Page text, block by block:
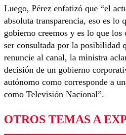
Luego, Pérez enfatizó que “el
absoluta transparencia, eso es lo
gobierno creemos y es lo que
ser consultada por la posibilidad
renuncie al canal, la ministra
decisión de un gobierno
autónomo como corresponde a
como Televisión Nacional”.
OTROS TEMAS A